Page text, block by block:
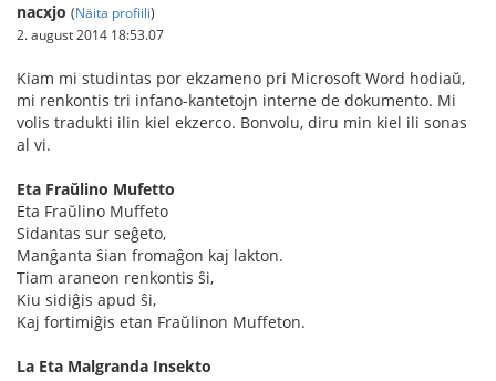
nacxjo (Näita profiili)
2. august 2014 18:53.07
Kiam mi studintas por ekzameno pri Microsoft Word hodiaŭ,
mi renkontis tri infano-kantetojn interne de dokumento. Mi
volis tradukti ilin kiel ekzerco. Bonvolu, diru min kiel ili sonas
al vi.
Eta Fraŭlino Mufetto
Eta Fraŭlino Muffeto
Sidantas sur seĝeto,
Manĝanta ŝian fromaĝon kaj lakton.
Tiam araneon renkontis ŝi,
Kiu sidiĝis apud ŝi,
Kaj fortimiĝis etan Fraŭlinon Muffeton.
La Eta Malgranda Insekto